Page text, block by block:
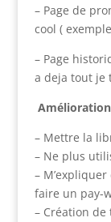
– Page de
cool ( exemple
– Page
a deja tout je
– Mettre la
– Ne plus
–
faire un pay-
– Création de